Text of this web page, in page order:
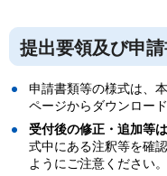
提出要領及び申
申請書類等の様式は、
ページからダウンロー
受付後の修正・追加等
式中にある注釈等を確
ようにご注意ください。